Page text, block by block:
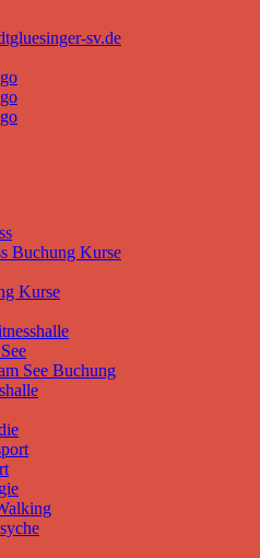
sv.de
Buchung Kurse
Kurse
See Buchung